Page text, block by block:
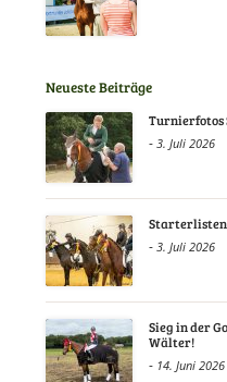
Neueste Beiträge
Turnierfotos
-3. Juli 2026
Starterlisten
-3. Juli 2026
Sieg in der
Wälter!
- 14. Juni 2026